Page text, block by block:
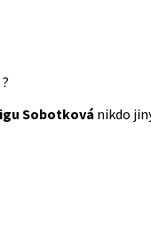
?
Sobotková nikdo